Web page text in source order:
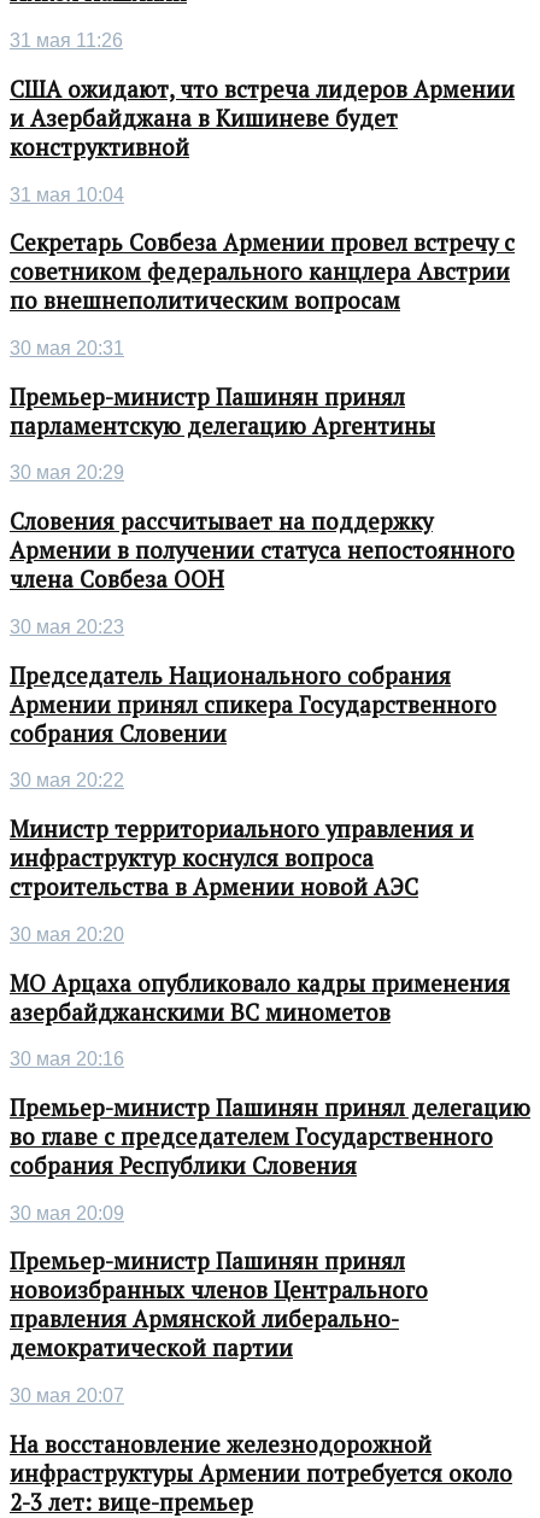
31 мая 11:26
США ожидают, что встреча лидеров Армении
и Азербайджана в Кишиневе будет
конструктивной
31 мая 10:04
Секретарь Совбеза Армении провел встречу с
советником федерального канцлера Австрии
по внешнеполитическим вопросам
30 мая 20:31
Премьер-министр Пашинян принял
парламентскую делегацию Аргентины
30 мая 20:29
Словения рассчитывает на поддержку
Армении в получении статуса непостоянного
члена Совбеза ООН
30 мая 20:23
Председатель Национального собрания
Армении принял спикера Государственного
собрания Словении
30 мая 20:22
Министр территориального управления и
инфраструктур коснулся вопроса
строительства в Армении новой АЭС
30 мая 20:20
МО Арцаха опубликовало кадры применения
азербайджанскими ВС минометов
30 мая 20:16
Премьер-министр Пашинян принял делегацию
во главе с председателем Государственного
собрания Республики Словения
30 мая 20:09
Премьер-министр Пашинян принял
новоизбранных членов Центрального
правления Армянской либерально-
демократической партии
30 мая 20:07
На восстановление железнодорожной
инфраструктуры Армении потребуется около
2-3 лет: вице-премьер